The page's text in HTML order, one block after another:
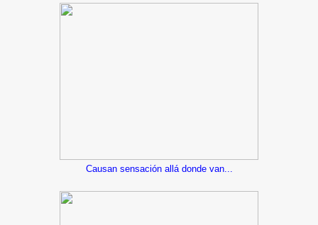
Causan sensación allá donde van...